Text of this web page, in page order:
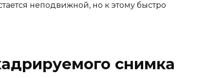
неподвижной, но к этому быстро
снимка